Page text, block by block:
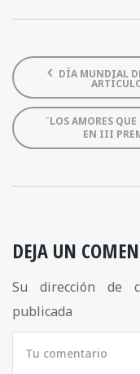
DÍA MUNDIAL
¨LOS AMORES
EN III
DEJA UN
Su dirección de
publicada